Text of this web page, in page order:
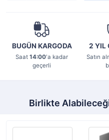
BUGÜN KARGODA
Saat14:00'a kadar
geçerli
2 YIL
Satın
Birlikte